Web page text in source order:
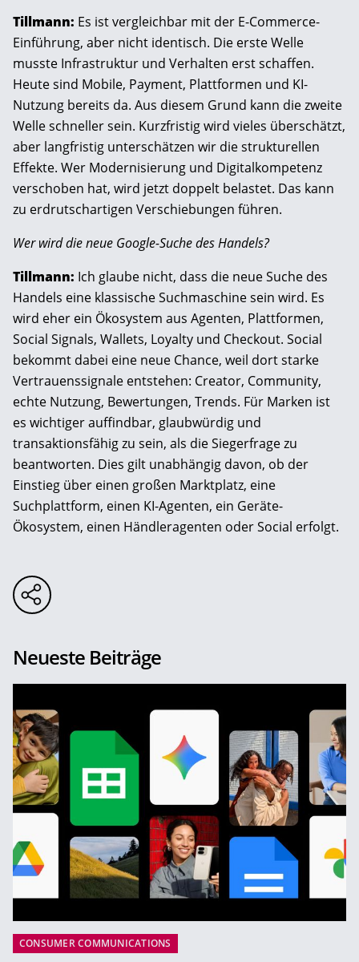
Tillmann: Es ist vergleichbar mit der E-Commerce-
Einführung, aber nicht identisch. Die erste Welle
musste Infrastruktur und Verhalten erst schaffen.
Heute sind Mobile, Payment, Plattformen und KI-
Nutzung bereits da. Aus diesem Grund kann die zweite
Welle schneller sein. Kurzfristig wird vieles überschätzt,
aber langfristig unterschätzen wir die strukturellen
Effekte. Wer Modernisierung und Digitalkompetenz
verschoben hat, wird jetzt doppelt belastet. Das kann
zu erdrutschartigen Verschiebungen führen.
Wer wird die neue Google-Suche des Handels?
Tillmann: Ich glaube nicht, dass die neue Suche des
Handels eine klassische Suchmaschine sein wird. Es
wird eher ein Ökosystem aus Agenten, Plattformen,
Social Signals, Wallets, Loyalty und Checkout. Social
bekommt dabei eine neue Chance, weil dort starke
Vertrauenssignale entstehen: Creator, Community,
echte Nutzung, Bewertungen, Trends. Für Marken ist
es wichtiger auffindbar, glaubwürdig und
transaktionsfähig zu sein, als die Siegerfrage zu
beantworten. Dies gilt unabhängig davon, ob der
Einstieg über einen großen Marktplatz, eine
Suchplattform, einen KI-Agenten, ein Geräte-
Ökosystem, einen Händleragenten oder Social erfolgt.
Neueste Beiträge
CONSUMER COMMUNICATIONS